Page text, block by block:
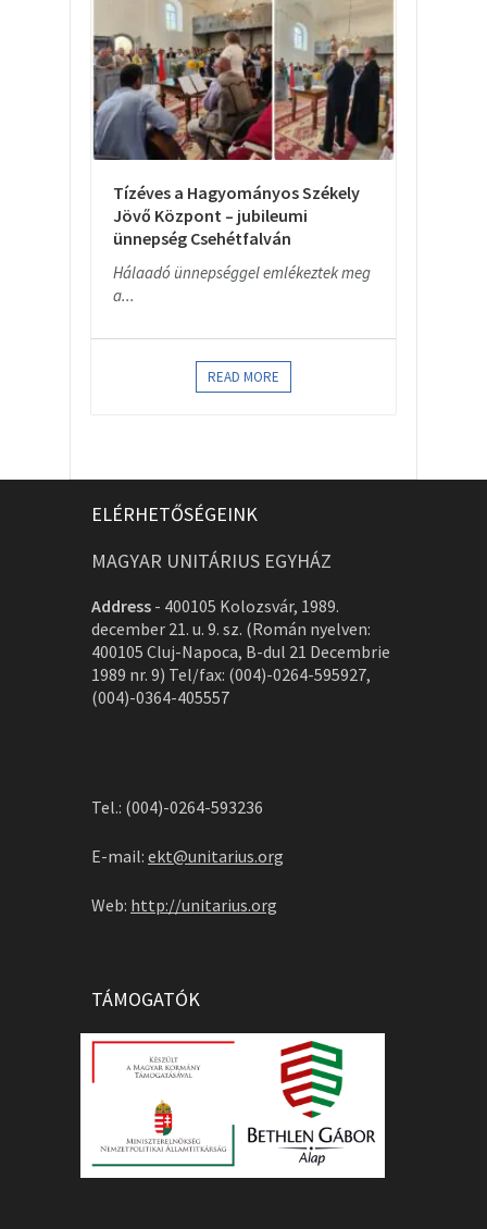
Tízéves a Hagyományos Székely
Jövő Központ – jubileumi
ünnepség Csehétfalván
Hálaadó ünnepséggel emlékeztek meg
a...
READ MORE
ELÉRHETŐSÉGEINK
MAGYAR UNITÁRIUS EGYHÁZ
Address - 400105 Kolozsvár, 1989.
december 21. u. 9. sz. (Román nyelven:
400105 Cluj-Napoca, B-dul 21 Decembrie
1989 nr. 9) Tel/fax: (004)-0264-595927,
(004)-0364-405557
Tel.: (004)-0264-593236
E-mail: ekt@unitarius.org
Web: http://unitarius.org
TÁMOGATÓK